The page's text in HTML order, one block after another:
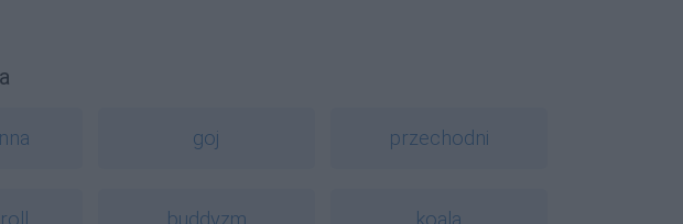
goj przechodni
buddyzm koala